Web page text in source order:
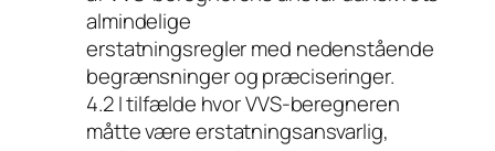
almindelige
erstatningsregler med nedenstående
begrænsninger og præciseringer.
4.2 I tilfælde hvor VVS-beregneren
måtte være erstatningsansvarlig,